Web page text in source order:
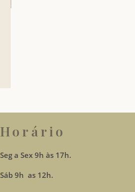
Horário
Seg a Sex 9h às 17h.
Sáb 9h as 12h.